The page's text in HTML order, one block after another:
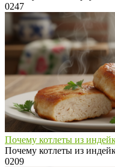
0247
Почему котлеты из
Почему котлеты из
0209